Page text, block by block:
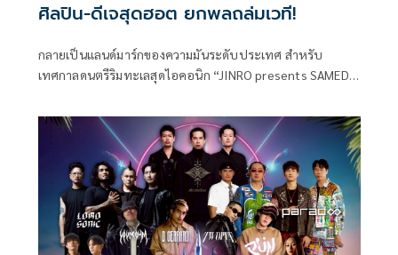
ศิลปิน-ดีเจสุดฮอต ยกพลถล่มเวที!
กลายเป็นแลนด์มาร์กของความมันระดับประเทศ สำหรับ
เทศกาลดนตรีริมทะเลสุดไอคอนิก “JINRO presents SAMED
ISLAND” โดยผู้จัดมากประสบการณ์อย่าง CI Showbiz